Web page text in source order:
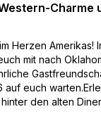
Charme
Herzen Amerikas!
mit nach
auf euch
den alten